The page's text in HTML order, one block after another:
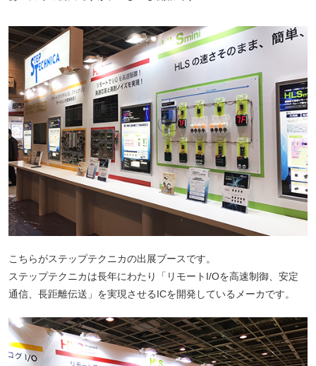
こちらがステップテクニカの出展ブースです。
ステップテクニカは長年にわたり「リモートI/Oを高速制御、安定
通信、長距離伝送」を実現させるICを開発しているメーカです。